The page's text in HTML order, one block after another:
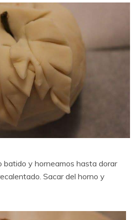
batido y horneamos hasta dorar
Sacar del horno y